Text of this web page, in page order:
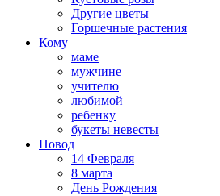
Другие цветы
Горшечные растения
Кому
маме
мужчине
учителю
любимой
ребенку
букеты невесты
Повод
14 Февраля
8 марта
День Рождения